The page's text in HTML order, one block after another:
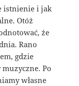
istnienie i jak
Otóż
że
Rano
gdzie
Po
własne